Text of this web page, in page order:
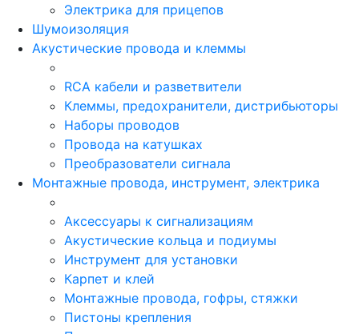
Электрика для прицепов
Шумоизоляция
Акустические провода и клеммы
RCA кабели и разветвители
Клеммы, предохранители, дистрибьюторы
Наборы проводов
Провода на катушках
Преобразователи сигнала
Монтажные провода, инструмент, электрика
Аксессуары к сигнализациям
Акустические кольца и подиумы
Инструмент для установки
Карпет и клей
Монтажные провода, гофры, стяжки
Пистоны крепления